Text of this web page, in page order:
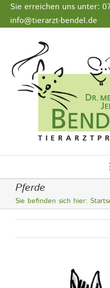
Zum
Inhalt
Sie erreichen uns unter:
info@tierarzt-bendel.de
Stellenangebote
Impressum
Datenschutz
Startseite
Pferde
Sie befinden sich hier: